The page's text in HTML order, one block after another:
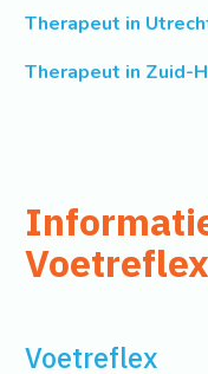
Therapeut in
Therapeut in Zuid-
Voetreflex